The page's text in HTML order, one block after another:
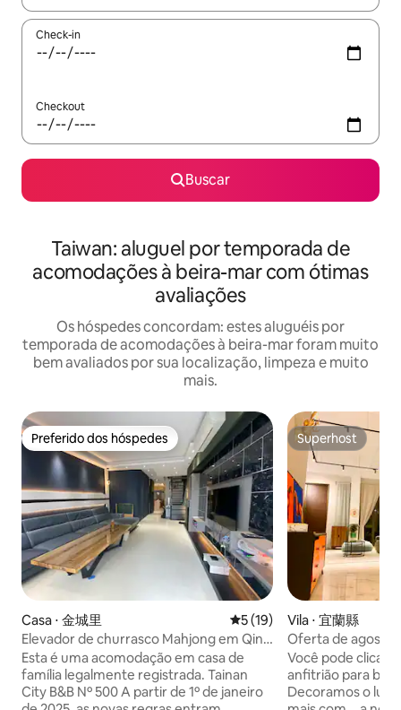
Check-in
Checkout
Buscar
Taiwan: aluguel por temporada de
acomodações à beira-mar com ótimas
avaliações
Os hóspedes concordam: estes aluguéis por
temporada de acomodações à beira-mar foram muito
bem avaliados por sua localização, limpeza e muito
mais.
Preferido dos hóspedes
Preferido dos hóspedes
Casa ⋅ 金城里 5 de uma avaliação média
5 (19)
Elevador de churrasco Mahjong em Qing
Shi Homestay
Esta é uma acomodação em casa de
família legalmente registrada. Tainan
City B&B Nº 500 A partir de 1º de janeiro
Superhost
Superhost
Vila ⋅ 宜蘭縣
Oferta de agosto
Qingshanju,
elevador e mesa
Churrasqueira,
Você pode clicar
anfitrião para
Decoramos o